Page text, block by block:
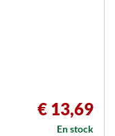
€ 13,69
En stock